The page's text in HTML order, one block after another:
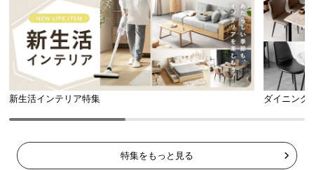
新生活インテリア特集 ダイニング
特集をもっと見る